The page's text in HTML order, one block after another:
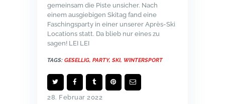
gemeinsam die Piste unsicher. Nach
einem ausgiebigen Skitag fand eine
Faschingsparty in einer unserer Après-Ski
Locations statt. Da blieb nur eines zu
sagen! LEI LEI
TAGS: GESELLIG, PARTY, SKI, WINTERSPORT
28. Februar 2022